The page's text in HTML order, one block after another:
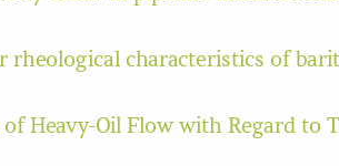
rheological characteristics of
Heavy-Oil Flow with Regard to